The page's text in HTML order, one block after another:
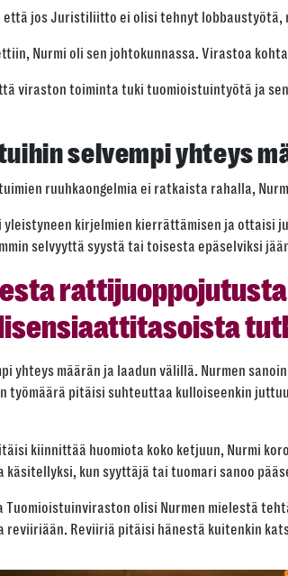
että jos Juristiliitto ei olisi tehnyt
Nurmi oli sen johtokunnassa. Virastoa
viraston toiminta tuki tuomioistuintyötä ja
selvempi yhteys
ruuhkaongelmia ei ratkaista rahalla,
yleistyneen kirjelmien kierrättämisen ja ottaisi
selvyyttä syystä tai toisesta epäselviksi
yhteys määrän ja laadun välillä. Nurmen
työmäärä pitäisi suhteuttaa kulloiseenkin
kiinnittää huomiota koko ketjuun, Nurmi
käsitellyksi, kun syyttäjä tai tuomari sanoo
olisi Nurmen mielestä
reviiriään. Reviiriä pitäisi hänestä kuitenkin